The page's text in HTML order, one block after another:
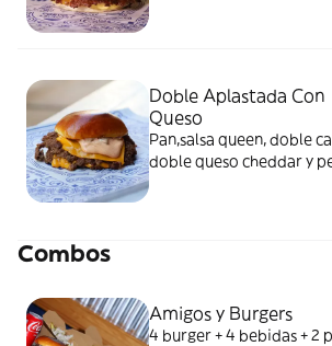
Doble Aplastada Con
Queso
Pan,salsa queen, doble
doble queso cheddar y
Combos
Amigos y Burgers
4 burger + 4 bebidas + 2